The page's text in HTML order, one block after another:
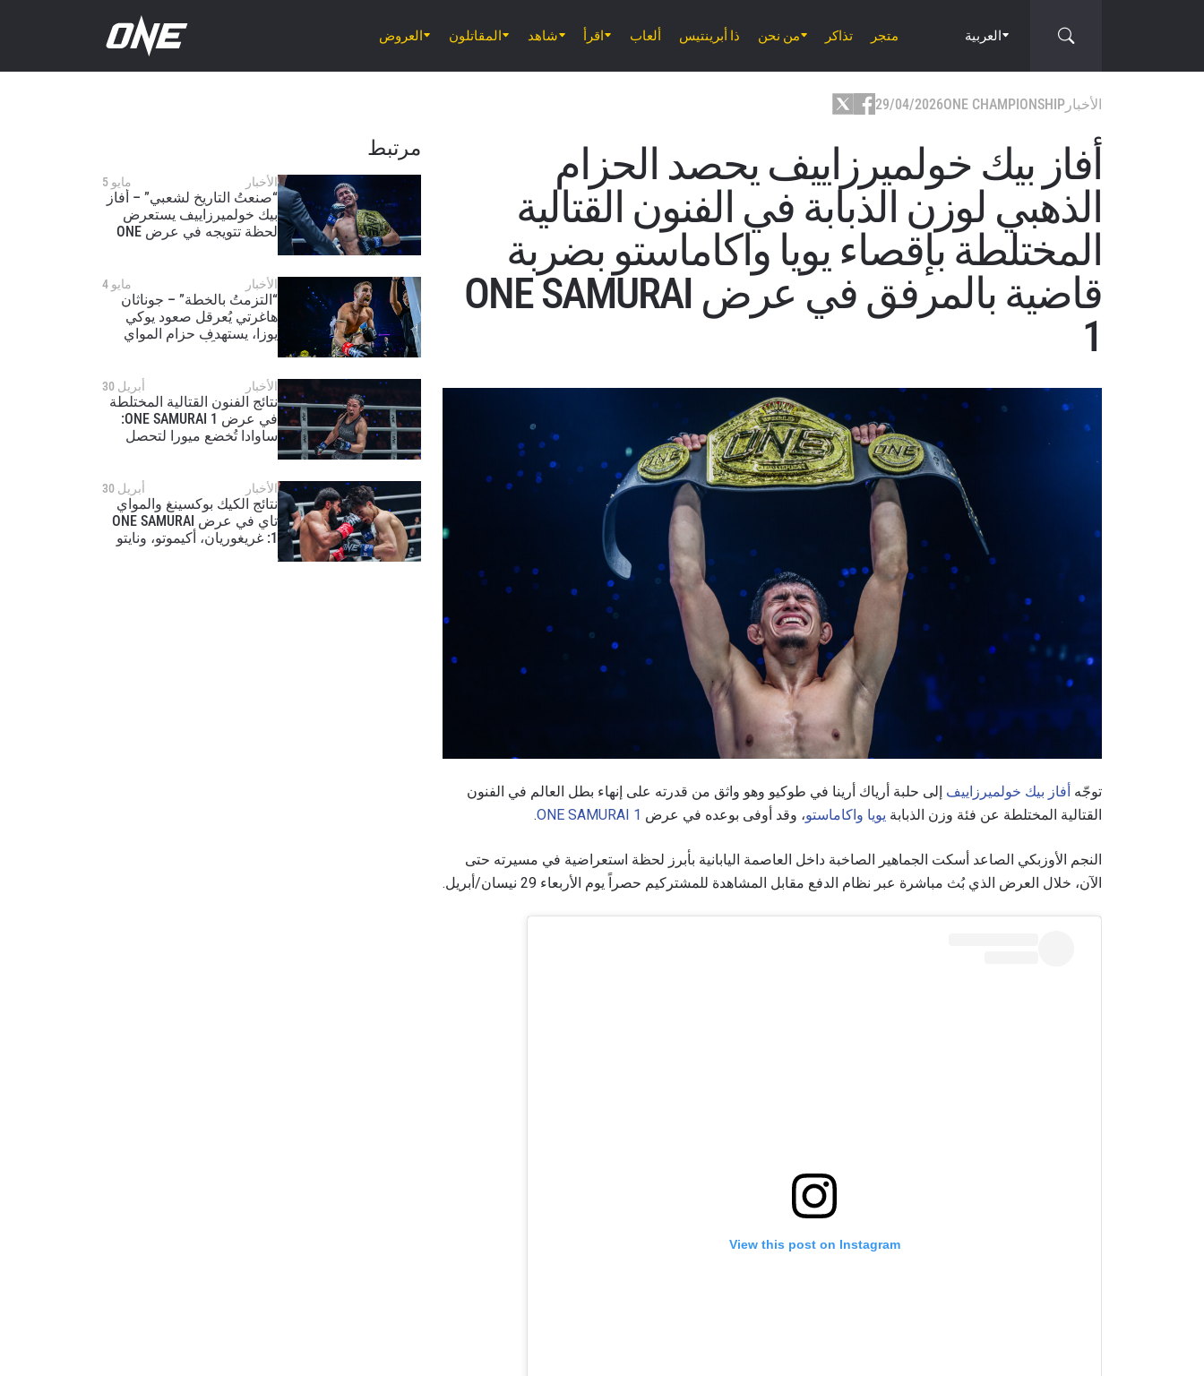
العروض المقاتلون شاهد اقرأ ألعاب ذا أبرينتيس من نحن تذاكر متجر العربية
الأخبار ONE CHAMPIONSHIP
29/04/2026
أفاز بيك خولميرزاييف يحصد الحزام
الذهبي لوزن الذبابة في الفنون القتالية
المختلطة بإقصاء يويا واكاماستو بضربة
قاضية بالمرفق في عرض ONE SAMURAI
1
توجّه أفاز بيك خولميرزاييف إلى حلبة أرياك أرينا في طوكيو وهو واثق من قدرته على إنهاء بطل العالم في الفنون
القتالية المختلطة عن فئة وزن الذبابة يويا واكاماستو، وقد أوفى بوعده في عرض ONE SAMURAI 1
.
النجم الأوزبكي الصاعد أسكت الجماهير الصاخبة داخل العاصمة اليابانية بأبرز لحظة استعراضية في مسيرته حتى
الآن، خلال العرض الذي بُث مباشرة عبر نظام الدفع مقابل المشاهدة للمشتركيم حصراً يوم الأربعاء 29 نيسان/أبريل.
View this post on Instagram
مرتبط
الأخبار مايو 5
“صنعتُ التاريخ لشعبي” – أفاز
بيك خولميرزاييف يستعرض
لحظة تتويجه في عرض ONE
الأخبار مايو 4
“التزمتُ بالخطة” – جوناثان
هاغرتي يُعرقل صعود يوكي
يوزا، يستهدف حزام المواي
الأخبار أبريل 30
نتائج الفنون القتالية المختلطة
في عرض ONE SAMURAI 1:
ساوادا تُخضع ميورا لتحصل
مميزاً في اليابان
الأخبار أبريل 30
نتائج الكيك بوكسينغ والمواي
تاي في عرض ONE SAMURAI
1: غريغوريان، أكيموتو، ونايتو